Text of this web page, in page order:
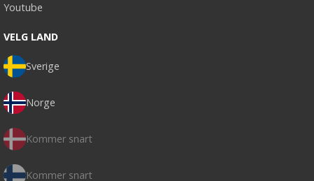
Youtube
VELG LAND
Sverige
Norge
Kommer snart
Kommer snart